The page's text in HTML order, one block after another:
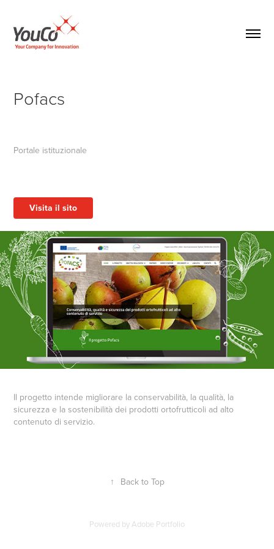
Pofacs
Portale istituzionale
Visita il sito
Il progetto intende migliorare la conservabilità, la qualità, la
sicurezza e la sostenibilità dei prodotti ortofrutticoli ad alto
contenuto di servizio.
↑ Back to Top
Powered byAdobe Portfolio